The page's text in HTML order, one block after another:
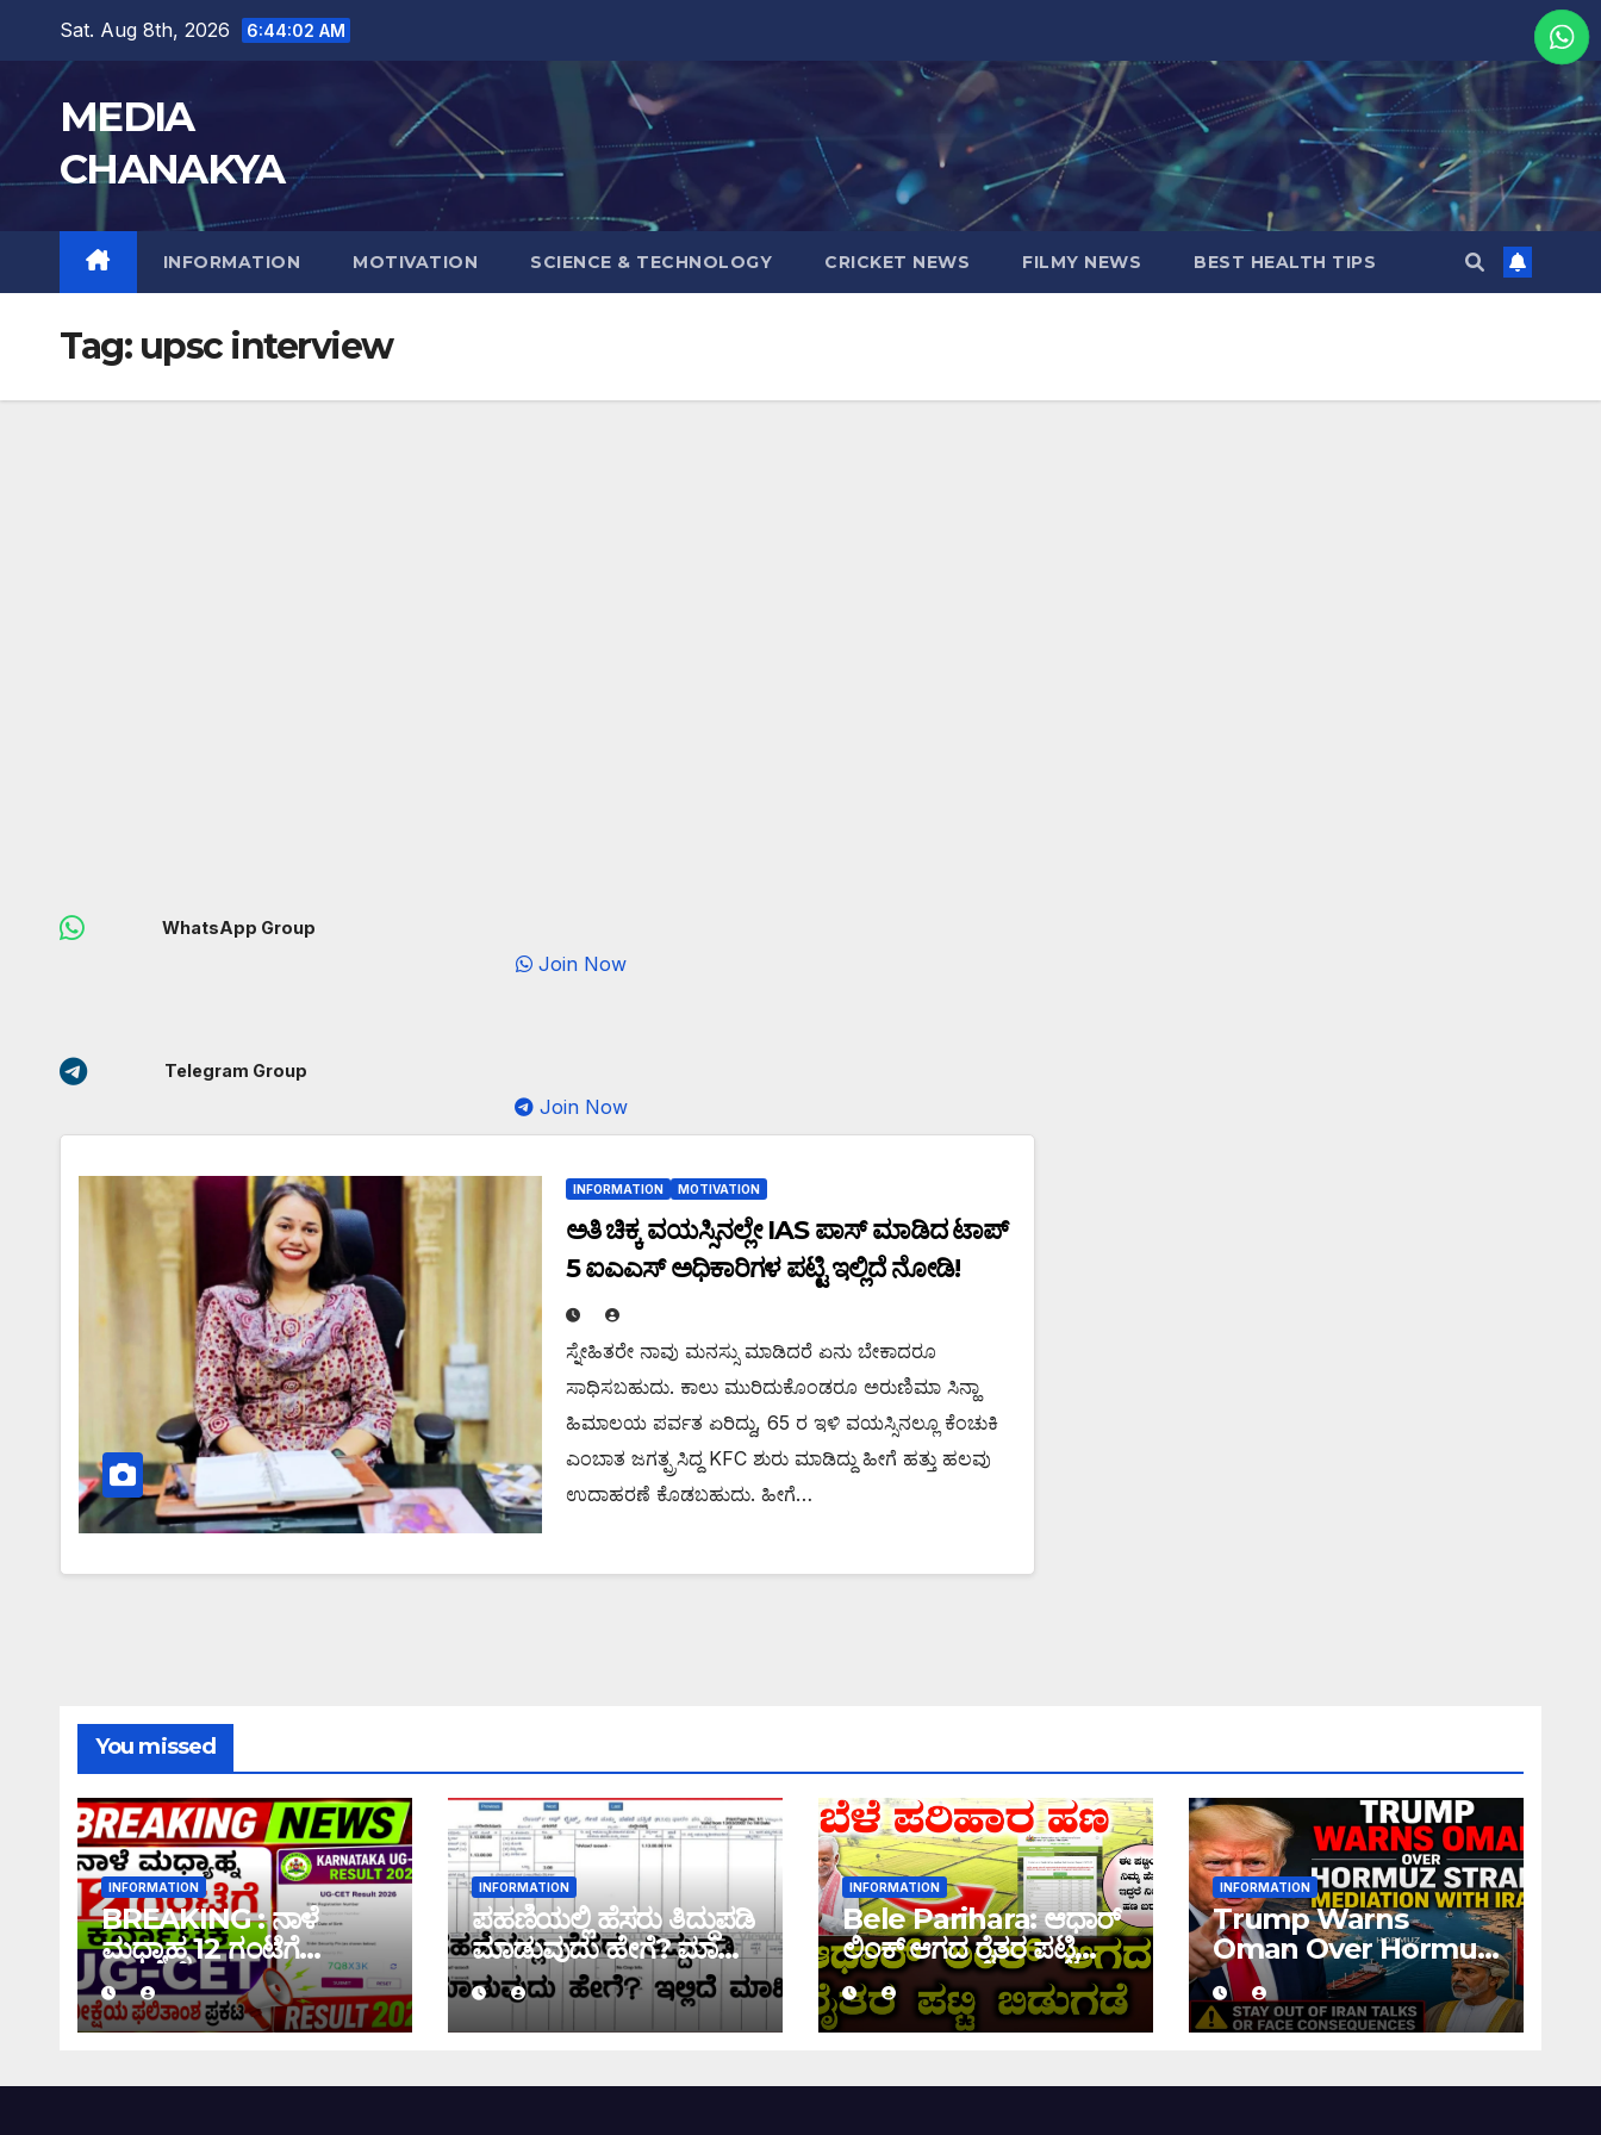
Sat. Aug 8th, 2026 6:44:03 AM
MEDIA
CHANAKYA
INFORMATION MOTIVATION SCIENCE & TECHNOLOGY CRICKET NEWS FILMY NEWS BEST HEALTH TIPS
Tag: upsc interview
WhatsApp Group
Join Now
Telegram Group
Join Now
INFORMATION MOTIVATION
ಅತಿ ಚಿಕ್ಕ ವಯಸ್ಸಿನಲ್ಲೇ IAS ಪಾಸ್ ಮಾಡಿದ ಟಾಪ್
5 ಐಎಎಸ್ ಅಧಿಕಾರಿಗಳ ಪಟ್ಟಿ ಇಲ್ಲಿದೆ ನೋಡಿ!
ಸ್ನೇಹಿತರೇ ನಾವು ಮನಸ್ಸು ಮಾಡಿದರೆ ಏನು ಬೇಕಾದರೂ
ಸಾಧಿಸಬಹುದು. ಕಾಲು ಮುರಿದುಕೊಂಡರೂ ಅರುಣಿಮಾ ಸಿನ್ಹಾ
ಹಿಮಾಲಯ ಪರ್ವತ ಏರಿದ್ದು, 65 ರ ಇಳಿ ವಯಸ್ಸಿನಲ್ಲೂ ಕೆಂಚುಕಿ
ಎಂಬಾತ ಜಗತ್ಪ್ರಸಿದ್ದ KFC ಶುರು ಮಾಡಿದ್ದು ಹೀಗೆ ಹತ್ತು ಹಲವು
ಉದಾಹರಣೆ ಕೊಡಬಹುದು. ಹೀಗೆ…
You missed
INFORMATION
BREAKING : ನಾಳೆ
ಮಧ್ಯಾಹ್ನ 12 ಗಂಟೆಗೆ
ಕರ್ನಾಟಕ UG-CET
ಪರೀಕ್ಷೆಯ ಫಲಿತಾಂಶ ಪ್ರಕಟ
|UG-CET Result 2026
INFORMATION
ಪಹಣಿಯಲ್ಲಿ ಹೆಸರು ತಿದ್ದುಪಡಿ
ಮಾಡುವುದು ಹೇಗೆ? ಮಾಹಿತಿ
ಇಲ್ಲಿದೆ
INFORMATION
Bele Parihara: ಆಧಾರ್
ಲಿಂಕ್ ಆಗದ ರೈತರ ಪಟ್ಟಿ
ಬಿಡುಗಡೆ! ಈ ಪಟ್ಟಿಯಲ್ಲಿ ನಿಮ್ಮ
ಹೆಸರು ಇದ್ದರೆ ನಿಮಗೆ ಹಣ
ಜಮಾ ಆಗಲ್ಲ !
INFORMATION
Trump Warns
Oman Over Hormuz
Strait Mediation
With Iran